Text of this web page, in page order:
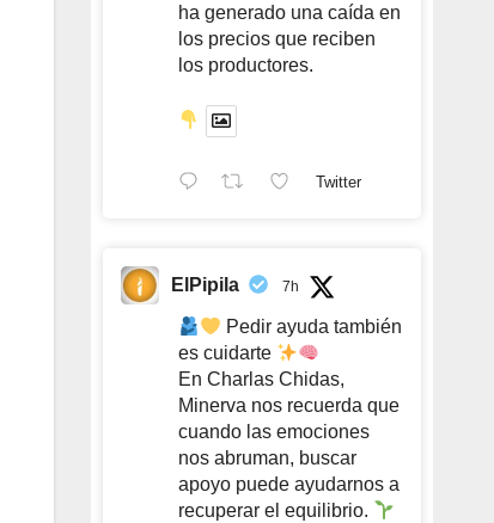
ha generado una caída en
los precios que reciben
los productores.
Twitter
ElPipila 7h
Pedir ayuda también
es cuidarte
En Charlas Chidas,
Minerva nos recuerda que
cuando las emociones
nos abruman, buscar
apoyo puede ayudarnos a
recuperar el equilibrio.